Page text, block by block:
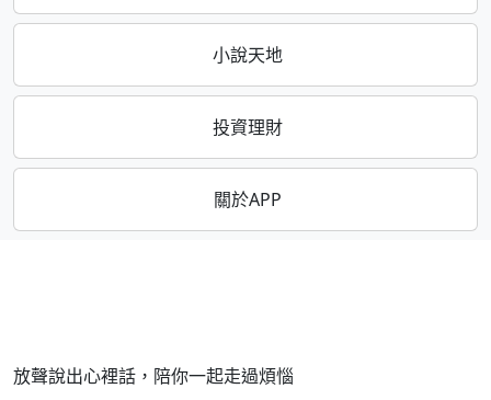
小說天地
投資理財
關於APP
放聲說出心裡話，陪你一起走過煩惱